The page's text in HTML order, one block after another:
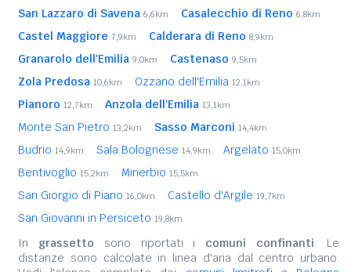
San Lazzaro di Savena 6,6km Casalecchio di Reno 6,8km
Castel Maggiore 7,9km Calderara di Reno 8,9km
Granarolo dell'Emilia 9,0km Castenaso 9,5km
Zola Predosa 10,6km Ozzano dell'Emilia 12,1km
Pianoro 12,7km Anzola dell'Emilia 13,1km
Monte San Pietro 13,2km Sasso Marconi 14,4km
Budrio 14,9km Sala Bolognese 14,9km Argelato 15,0km
Bentivoglio 15,2km Minerbio 15,5km
San Giorgio di Piano 16,0km Castello d'Argile 19,7km
San Giovanni in Persiceto 19,8km
In grassetto sono riportati i comuni confinanti. Le
distanze sono calcolate in linea d'aria dal centro urbano.